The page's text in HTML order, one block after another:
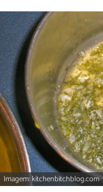
Imagem: kitchenbitchblog.com